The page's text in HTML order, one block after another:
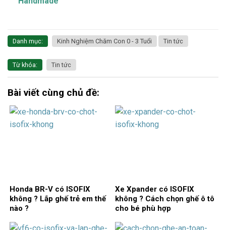
Danh mục: Kinh Nghiệm Chăm Con 0 - 3 Tuổi Tin tức
Từ khóa: Tin tức
Bài viết cùng chủ đề:
Honda BR-V có ISOFIX
không ? Lắp ghế trẻ em thế
nào ?
Xe Xpander có ISOFIX
không ? Cách chọn ghế ô tô
cho bé phù hợp